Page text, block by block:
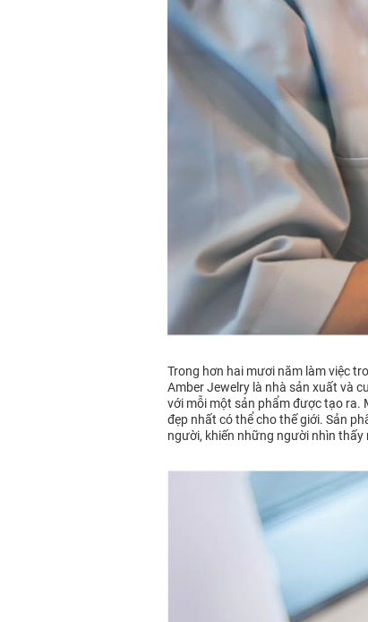
Trong hơn hai mươi năm làm việc
Amber Jewelry là nhà sản xuất và
với mỗi một sản phẩm được tạo ra.
đẹp nhất có thể cho thế giới. Sản
người, khiến những người nhìn thấy